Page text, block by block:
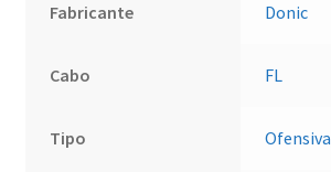
Fabricante Donic
Cabo FL
Tipo Ofensiva